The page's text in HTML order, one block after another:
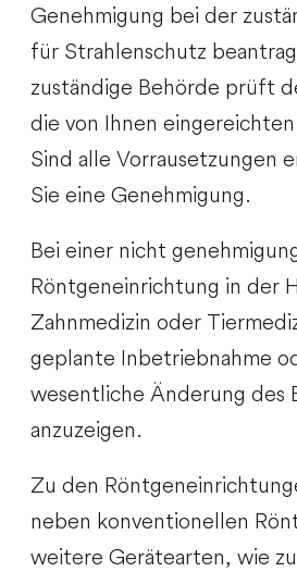
Genehmigung bei der
für Strahlenschutz
zuständige Behörde prüft
die von Ihnen
Sind alle Vorrausetzungen
Sie eine Genehmigung.
Bei einer nicht
Röntgeneinrichtung in der
Zahnmedizin oder
geplante Inbetriebnahme
wesentliche Änderung des
anzuzeigen.
Zu den
neben konventionellen
weitere Gerätearten, wie